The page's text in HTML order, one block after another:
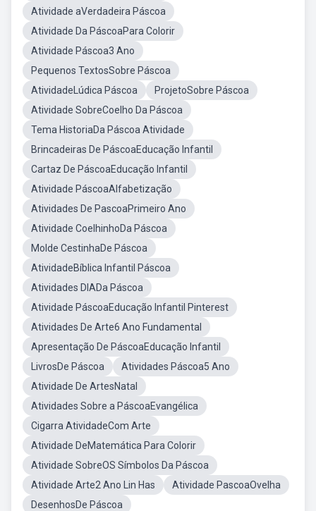
Atividade aVerdadeira Páscoa
Atividade Da PáscoaPara Colorir
Atividade Páscoa3 Ano
Pequenos TextosSobre Páscoa
AtividadeLúdica Páscoa
ProjetoSobre Páscoa
Atividade SobreCoelho Da Páscoa
Tema HistoriaDa Páscoa Atividade
Brincadeiras De PáscoaEducação Infantil
Cartaz De PáscoaEducação Infantil
Atividade PáscoaAlfabetização
Atividades De PascoaPrimeiro Ano
Atividade CoelhinhoDa Páscoa
Molde CestinhaDe Páscoa
AtividadeBíblica Infantil Páscoa
Atividades DIADa Páscoa
Atividade PáscoaEducação Infantil Pinterest
Atividades De Arte6 Ano Fundamental
Apresentação De PáscoaEducação Infantil
LivrosDe Páscoa
Atividades Páscoa5 Ano
Atividade De ArtesNatal
Atividades Sobre a PáscoaEvangélica
Cigarra AtividadeCom Arte
Atividade DeMatemática Para Colorir
Atividade SobreOS Símbolos Da Páscoa
Atividade Arte2 Ano Lin Has
Atividade PascoaOvelha
DesenhosDe Páscoa